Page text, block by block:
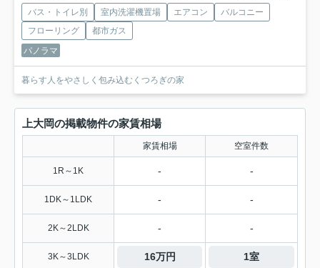
バス・トイレ別 室内洗濯機置場 エアコン
バルコニー
フローリング
都市ガス
パノラマ
暮らす人をやさしく包み込むくつろぎの家
上大岡の掲載物件の家賃相場
家賃相場 空室件数
1R～1K - -
1DK～1LDK - -
2K～2LDK - -
3K～3LDK 16万円 1室